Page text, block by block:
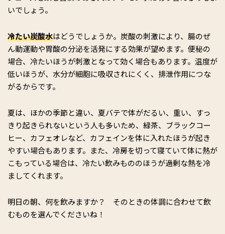
いでしょう。
冷たい炭酸水はどうでしょうか。炭酸の刺激により、腸のぜ
ん動運動や胃酸の分泌を活発にする効果が望めます。便秘の
場合、冷たいほうが刺激となって効く場合もあります。温度が
低いほうが、水分が細胞に吸収されにくく、排泄作用につな
がるからです。
夏は、ほかの季節と違い、夏バテで体がだるい、重い、すっ
きり起きられないという人も多いため、緑茶、ブラックコー
ヒー、カフェオレなど、カフェインを体に入れたほうが起き
やすい場合もあります。また、冷房を切って寝ていて体に熱が
こもっている場合は、冷たい飲みもののほうが過剰な熱を冷
ましてくれます。
明日の朝、何を飲みますか？ そのときの体調に合わせて飲
むものを選んでくださいね！